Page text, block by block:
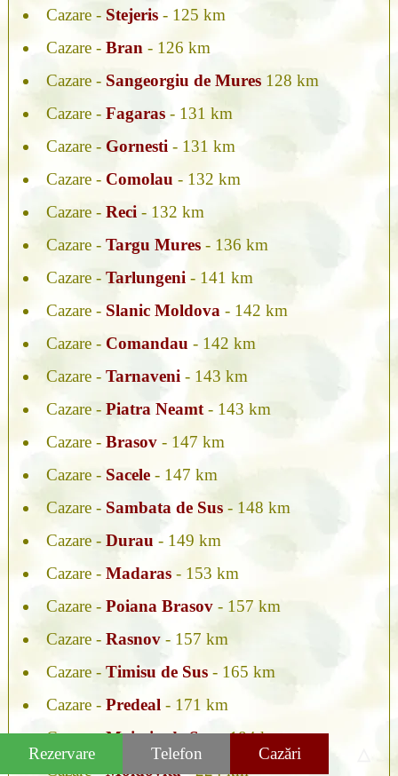
Rezervare Telefon Cazări
Cazare - Stejeris- 125 km
Cazare - Bran - 126 km
Cazare - Sangeorgiu de Mures128 km
Cazare - Fagaras- 131 km
Cazare - Gornesti - 131 km
Cazare - Comolau - 132 km
Cazare - Reci - 132 km
Cazare - Targu Mures- 136 km
Cazare - Tarlungeni - 141 km
Cazare - Slanic Moldova - 142 km
Cazare - Comandau - 142 km
Cazare - Tarnaveni - 143 km
Cazare - Piatra Neamt- 143 km
Cazare - Brasov- 147 km
Cazare - Sacele- 147 km
Cazare - Sambata de Sus- 148 km
Cazare - Durau - 149 km
Cazare - Madaras- 153 km
Cazare - Poiana Brasov- 157 km
Cazare - Rasnov- 157 km
Cazare - Timisu de Sus- 165 km
Cazare - Predeal - 171 km
Cazare -Moieciu de Sus- 184 km
Cazare -Moldovita- 224 km